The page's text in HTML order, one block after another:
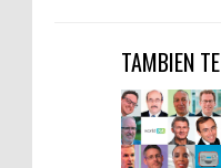
TAMBIEN